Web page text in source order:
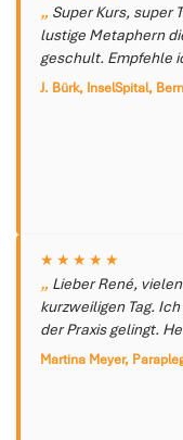
Super Kurs, super
lustige Metaphern
geschult. Empfehle
J. Bürk, InselSpital, Bern
★★★★★
Lieber René,
kurzweiligen Tag.
der Praxis gelingt.
Martina Meyer,